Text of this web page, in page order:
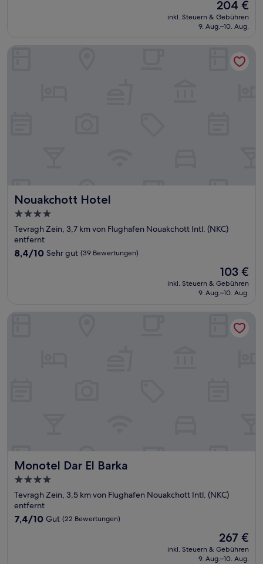
Der
Preis
beträgt
204 €
inkl. Steuern & Gebühren
9. Aug.–10. Aug.
Nouakchott Hotel
Nouakchott Hotel
4.0-
Sterne-
Unterkunft
Tevragh Zein, 3,7 km von Flughafen Nouakchott Intl. (NKC)
entfernt
8.4
Bewertungen)
8,4/10 Sehr gut (39 Bewertungen)
Der
Preis
beträgt
103 €
inkl. Steuern & Gebühren
9. Aug.–10. Aug.
Monotel Dar El Barka
Monotel Dar El Barka
4.0-
Sterne-
Unterkunft
Tevragh Zein, 3,5 km von Flughafen Nouakchott Intl. (NKC)
entfernt
7.4
7,4/10 Gut (22 Bewertungen)
Der
Preis
beträgt
267 €
inkl. Steuern & Gebühren
9. Aug.–10. Aug.
Monotel Dar El Barka